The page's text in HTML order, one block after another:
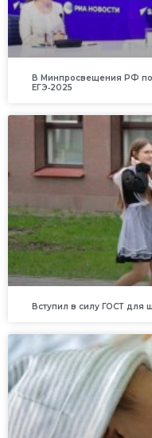
В Минпросвещения РФ
ЕГЭ‑2025
Вступил в силу ГОСТ для